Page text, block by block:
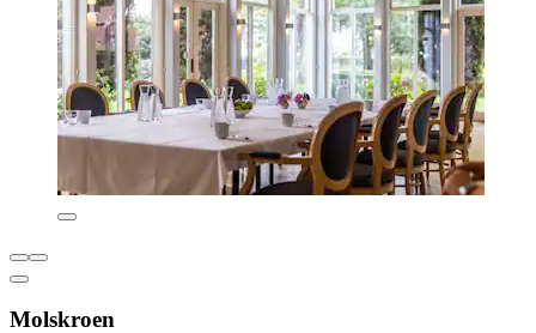
Molskroen